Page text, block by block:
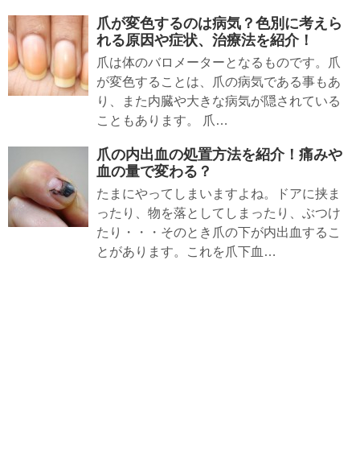
爪が変色するのは病気？色別に考えら
れる原因や症状、治療法を紹介！
爪は体のバロメーターとなるものです。爪
が変色することは、爪の病気である事もあ
り、また内臓や大きな病気が隠されている
こともあります。 爪…
爪の内出血の処置方法を紹介！痛みや
血の量で変わる？
たまにやってしまいますよね。ドアに挟ま
ったり、物を落としてしまったり、ぶつけ
たり・・・そのとき爪の下が内出血するこ
とがあります。これを爪下血…